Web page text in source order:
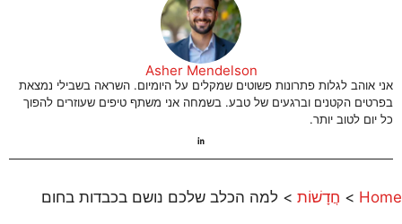
Asher Mendelson
אני אוהב לגלות פתרונות פשוטים שמקלים על היומיום. השראה בשבילי נמצאת
בפרטים הקטנים וברגעים של טבע. בשמחה אני משתף טיפים שעוזרים להפוך
כל יום לטוב יותר.
Home
> חֲדָשׁוֹת > למה הכלב שלכם נושם בכבדות בחום